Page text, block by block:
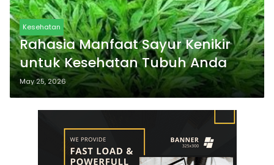
Kesehatan
Rahasia Manfaat Sayur Kenikir
untuk Kesehatan Tubuh Anda
May 25, 2026